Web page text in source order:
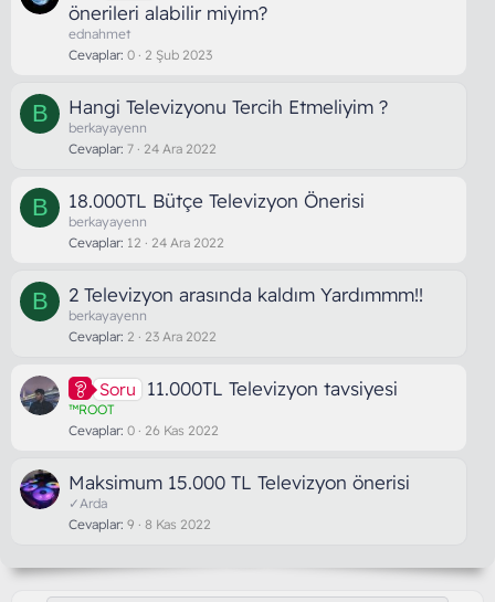
önerileri alabilir miyim?
ednahmet
Cevaplar 0 2 Şub 2023
B Hangi Televizyonu Tercih Etmeliyim ?
berkayayenn
Cevaplar 7 24 Ara 2022
B 18.000TL Bütçe Televizyon Önerisi
berkayayenn
Cevaplar 12 24 Ara 2022
B 2 Televizyon arasında kaldım Yardımmm!!
berkayayenn
Cevaplar 2 23 Ara 2022
Soru 11.000TL Televizyon tavsiyesi
™ROOT
Cevaplar 0 26 Kas 2022
Maksimum 15.000 TL Televizyon önerisi
✓Arda
Cevaplar 9 8 Kas 2022